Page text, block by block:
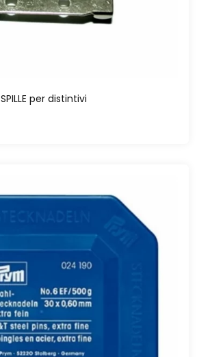
SPILLE per distintivi